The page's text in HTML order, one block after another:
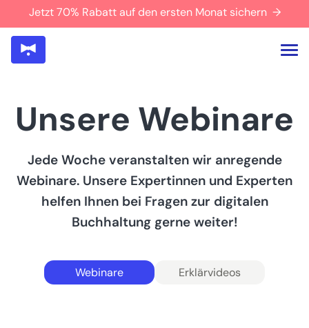
Jetzt 70% Rabatt auf den ersten Monat sichern →
Unsere Webinare
Jede Woche veranstalten wir anregende
Webinare. Unsere Expertinnen und Experten
helfen Ihnen bei Fragen zur digitalen
Buchhaltung gerne weiter!
Webinare Erklärvideos